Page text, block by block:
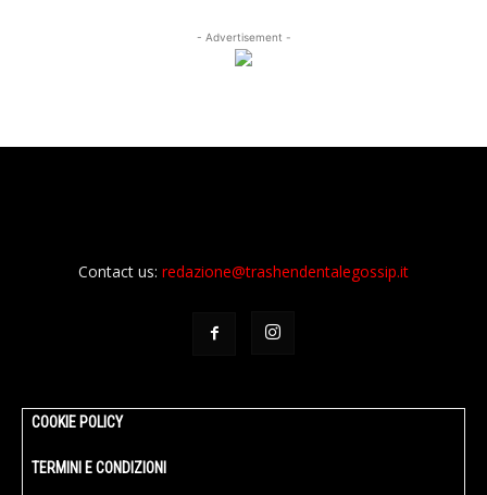
- Advertisement -
Contact us: redazione@trashendentalegossip.it
COOKIE POLICY
TERMINI E CONDIZIONI